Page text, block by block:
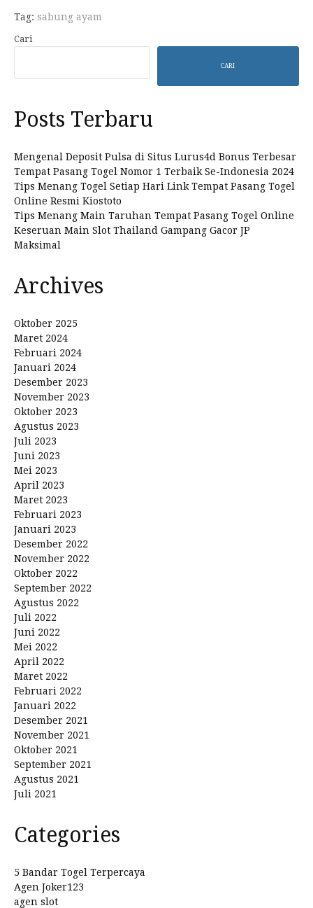
Tag: sabung ayam
Cari
CARI
Posts Terbaru
Mengenal Deposit Pulsa di Situs Lurus4d Bonus Terbesar
Tempat Pasang Togel Nomor 1 Terbaik Se-Indonesia 2024
Tips Menang Togel Setiap Hari Link Tempat Pasang Togel
Online Resmi Kiostoto
Tips Menang Main Taruhan Tempat Pasang Togel Online
Keseruan Main Slot Thailand Gampang Gacor JP
Maksimal
Archives
Oktober 2025
Maret 2024
Februari 2024
Januari 2024
Desember 2023
November 2023
Oktober 2023
Agustus 2023
Juli 2023
Juni 2023
Mei 2023
April 2023
Maret 2023
Februari 2023
Januari 2023
Desember 2022
November 2022
Oktober 2022
September 2022
Agustus 2022
Juli 2022
Juni 2022
Mei 2022
April 2022
Maret 2022
Februari 2022
Januari 2022
Desember 2021
November 2021
Oktober 2021
September 2021
Agustus 2021
Juli 2021
Categories
5 Bandar Togel Terpercaya
Agen Joker123
agen slot